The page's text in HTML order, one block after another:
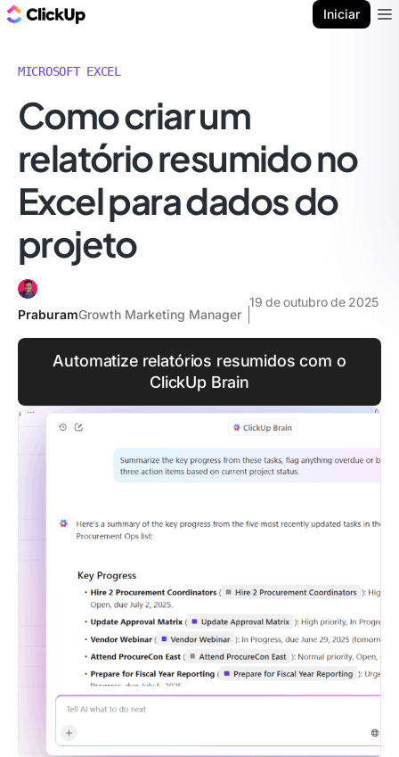
Iniciar
MICROSOFT EXCEL
Como criar um
relatório resumido no
Excel para dados do
projeto
PraburamGrowth Marketing Manager
19 de outubro de 2025
Automatize relatórios resumidos com o
ClickUp Brain